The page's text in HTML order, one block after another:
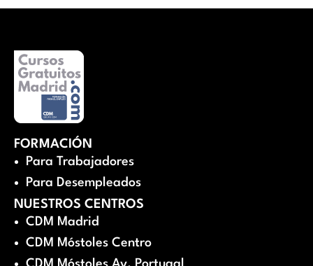
FORMACIÓN
Para Trabajadores
Para Desempleados
NUESTROS CENTROS
CDM Madrid
CDM Móstoles Centro